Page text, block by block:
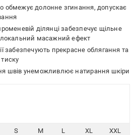
обмежує долонне згинання, допускає
ділянці забезпечує щільне
локальний масажний ефект
забезпечують прекрасне облягання та
швів унеможливлює натирання шкіри
S M L XL XXL